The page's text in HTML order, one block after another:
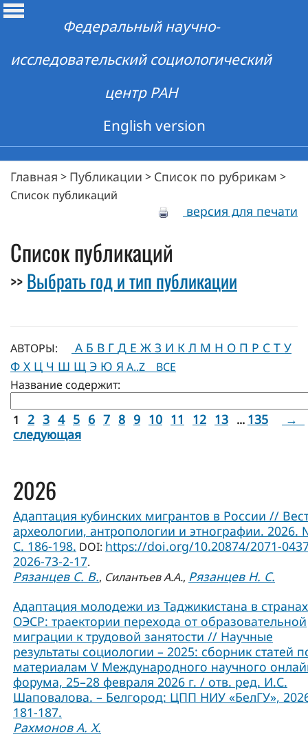
Федеральный научно-
исследовательский социологический
центр РАН
English version
Главная > Публикации > Список по рубрикам >
Список публикаций
версия для печати
Список публикаций
>>Выбрать год и тип публикации
АВТОРЫ: А Б В Г Д Е Ж З И К Л М Н О П Р С Т У
Ф Х Ц Ч Ш Щ Э Ю Я A..Z ВСЕ
Название содержит:
1 2 3 4 5 6 7 8 9 10 11 12 13 ... 135
→
следующая
2026
Адаптация кубинских мигрантов в России //
археологии, антропологии и этнографии. 2026.
С. 186-198. DOI: https://doi.org/10.20874/2071-
2026-73-2-17.
Рязанцев С. В., Силантьев А.А., Рязанцев Н. С.
Адаптация молодежи из Таджикистана в странах
ОЭСР: траектории перехода от образовательной
миграции к трудовой занятости // Научные
результаты социологии – 2025: сборник статей
материалам V Международного научного
форума, 25–28 февраля 2026 г. / отв. ред. И.С.
Шаповалова. – Белгород: ЦПП НИУ «БелГУ»,
181-187.
Рахмонов А. Х.